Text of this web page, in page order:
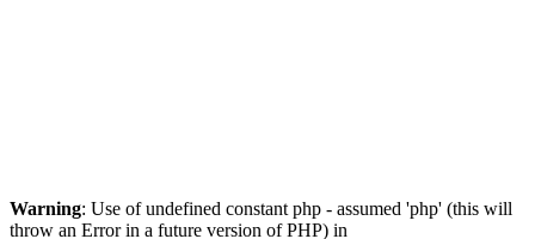
Warning: Use of undefined constant php - assumed 'php' (this will
throw an Error in a future version of PHP) in